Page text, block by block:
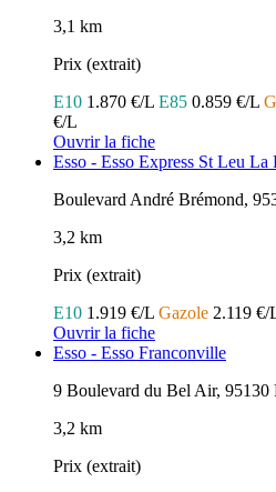
3,1 km
Prix (extrait)
E10 1.870 €/L E85 0.859 €/L
€/L
Ouvrir la fiche
Esso - Esso Express St Leu La
Boulevard André Brémond,
3,2 km
Prix (extrait)
E10 1.919 €/L Gazole 2.119 €/
Ouvrir la fiche
Esso - Esso Franconville
9 Boulevard du Bel Air, 95130
3,2 km
Prix (extrait)